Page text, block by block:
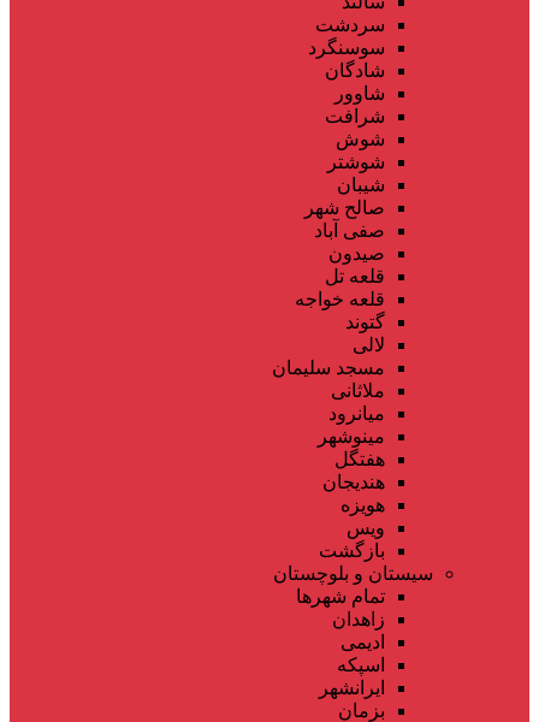
سردشت
سوسنگرد
شادگان
شاوور
شرافت
شوش
شوشتر
شیبان
صالح شهر
صفی آباد
صیدون
قلعه تل
قلعه خواجه
گتوند
لالی
مسجد سلیمان
ملاثانی
میانرود
مینوشهر
هفتگل
هندیجان
هویزه
ویس
بازگشت
سیستان و بلوچستان
تمام شهر‌ها
زاهدان
ادیمی
اسپکه
ایرانشهر
بزمان